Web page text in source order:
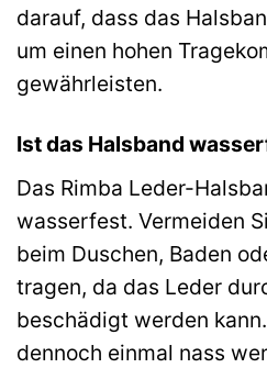
darauf, dass das
um einen hohen
gewährleisten.
Ist das Halsband
Das Rimba Leder-
wasserfest. Vermeiden
beim Duschen, Baden
tragen, da das Leder
beschädigt werden
dennoch einmal nass